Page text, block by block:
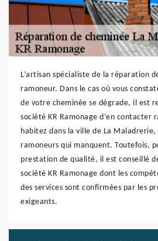
L’artisan spécialiste de la réparation
ramoneur. Dans le cas où vous
de votre cheminée se dégrade, il est
société KR Ramonage d’en contacter
habitez dans la ville de La Maladrerie,
ramoneurs qui manquent. Toutefois,
prestation de qualité, il est conseillé
société KR Ramonage dont les
des services sont confirmées par les
exigeants.